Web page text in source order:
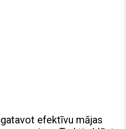
efektīvu mājas